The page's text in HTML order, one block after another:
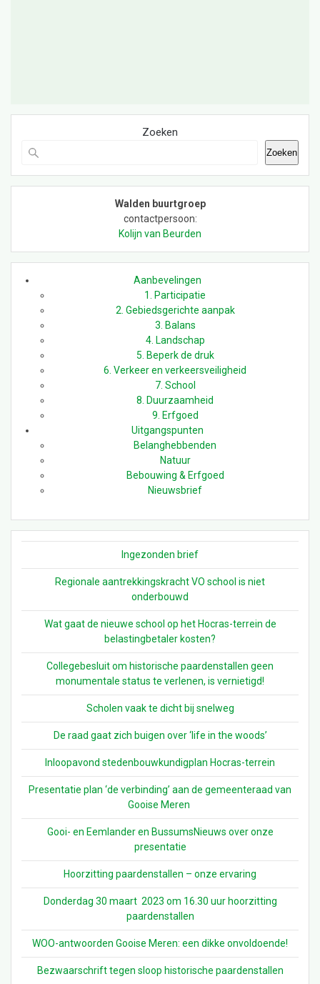
Zoeken
Zoeken
Walden buurtgroep
contactpersoon:
Kolijn van Beurden
Aanbevelingen
1. Participatie
2. Gebiedsgerichte aanpak
3. Balans
4. Landschap
5. Beperk de druk
6. Verkeer en verkeersveiligheid
7. School
8. Duurzaamheid
9. Erfgoed
Uitgangspunten
Belanghebbenden
Natuur
Bebouwing & Erfgoed
Nieuwsbrief
Ingezonden brief
Regionale aantrekkingskracht VO school is niet
onderbouwd
Wat gaat de nieuwe school op het Hocras-terrein de
belastingbetaler kosten?
Collegebesluit om historische paardenstallen geen
monumentale status te verlenen, is vernietigd!
Scholen vaak te dicht bij snelweg
De raad gaat zich buigen over ‘life in the woods’
Inloopavond stedenbouwkundigplan Hocras-terrein
Presentatie plan ‘de verbinding’ aan de gemeenteraad van
Gooise Meren
Gooi- en Eemlander en BussumsNieuws over onze
presentatie
Hoorzitting paardenstallen – onze ervaring
Donderdag 30 maart 2023 om 16.30 uur hoorzitting
paardenstallen
WOO-antwoorden Gooise Meren: een dikke onvoldoende!
Bezwaarschrift tegen sloop historische paardenstallen